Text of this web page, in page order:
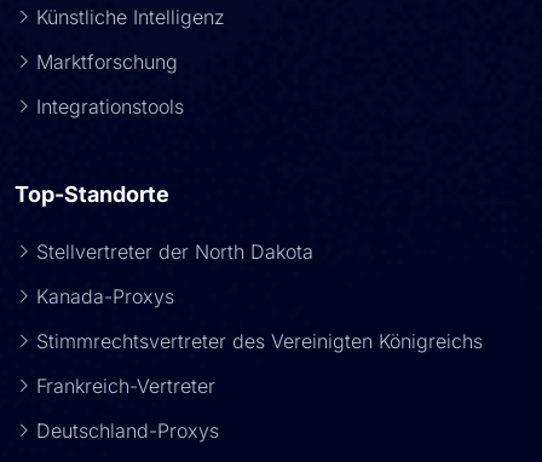
Künstliche Intelligenz
Marktforschung
Integrationstools
Top-Standorte
Stellvertreter der North Dakota
Kanada-Proxys
Stimmrechtsvertreter des Vereinigten Königreichs
Frankreich-Vertreter
Deutschland-Proxys